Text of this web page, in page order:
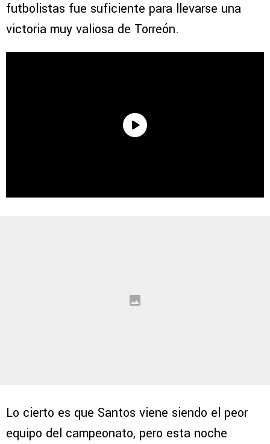
futbolistas fue suficiente para llevarse una
victoria muy valiosa de Torreón.
Lo cierto es que Santos viene siendo el peor
equipo del campeonato, pero esta noche